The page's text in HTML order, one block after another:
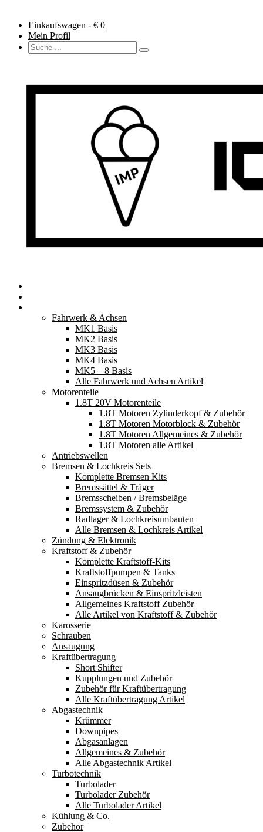
Einkaufswagen - € 0
Mein Profil
Fahrwerk & Achsen
MK1 Basis
MK2 Basis
MK3 Basis
MK4 Basis
MK5 – 8 Basis
Alle Fahrwerk und Achsen Artikel
Motorenteile
1.8T 20V Motorenteile
1.8T Motoren Zylinderkopf & Zubehör
1.8T Motoren Motorblock & Zubehör
1.8T Motoren Allgemeines & Zubehör
1.8T Motoren alle Artikel
Antriebswellen
Bremsen & Lochkreis Sets
Komplette Bremsen Kits
Bremssättel & Träger
Bremsscheiben / Bremsbeläge
Bremssystem & Zubehör
Radlager & Lochkreisumbauten
Alle Bremsen & Lochkreis Artikel
Zündung & Elektronik
Kraftstoff & Zubehör
Komplette Kraftstoff-Kits
Kraftstoffpumpen & Tanks
Einspritzdüsen & Zubehör
Ansaugbrücken & Einspritzleisten
Allgemeines Kraftstoff Zubehör
Alle Artikel von Kraftstoff & Zubehör
Karosserie
Schrauben
Ansaugung
Kraftübertragung
Short Shifter
Kupplungen und Zubehör
Zubehör für Kraftübertragung
Alle Kraftübertragung Artikel
Abgastechnik
Krümmer
Downpipes
Abgasanlagen
Allgemeines & Zubehör
Alle Abgastechnik Artikel
Turbotechnik
Turbolader
Turbolader Zubehör
Alle Turbolader Artikel
Kühlung & Co.
Zubehör